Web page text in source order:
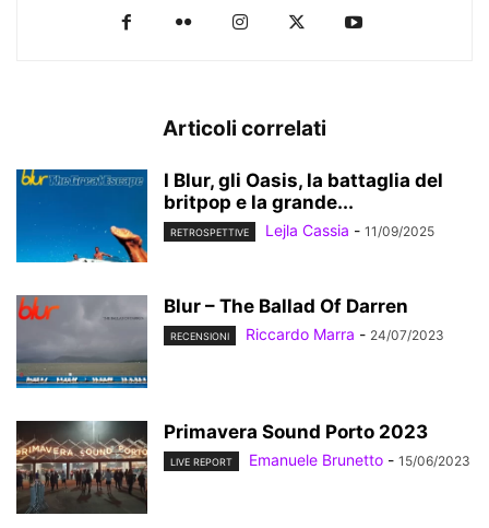
Articoli correlati
I Blur, gli Oasis, la battaglia del
britpop e la grande...
RETROSPETTIVE Lejla Cassia - 11/09/2025
Blur – The Ballad Of Darren
RECENSIONI Riccardo Marra - 24/07/2023
Primavera Sound Porto 2023
LIVE REPORT Emanuele Brunetto - 15/06/2023